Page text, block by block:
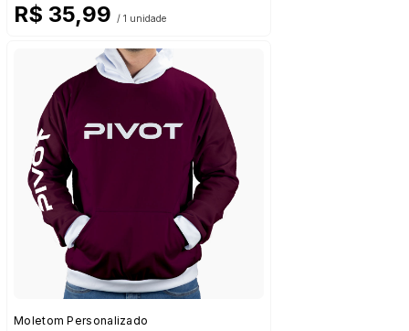
R$ 35,99 / 1 unidade
Moletom Personalizado